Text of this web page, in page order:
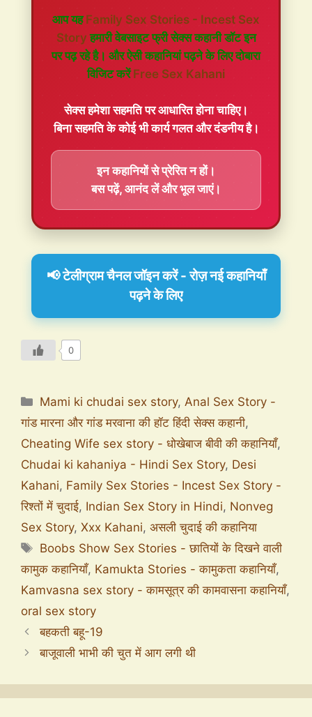
आप यहFamily Sex Stories - Incest Sex
Story हमारी वेबसाइट फ्री सेक्स कहानी डॉट इन
पर पढ़ रहे है। और ऐसी कहानियां पढ़ने के लिए दोबारा
विजिट करेंFree Sex Kahani
सेक्स हमेशासहमतिपर आधारित होना चाहिए।
बिना सहमति के कोई भी कार्य गलत और दंडनीय है।
इन कहानियों से प्रेरित न हों।
बस पढ़ें, आनंद लें और भूल जाएं।
📢 टेलीग्राम चैनल जॉइन करें - रोज़ नई कहानियाँ
पढ़ने के लिए
0
Mami ki chudai sex story, Anal Sex Story -
गांड मारना और गांड मरवाना की हॉट हिंदी सेक्स कहानी,
Cheating Wife sex story - धोखेबाज बीवी की कहानियाँ,
Chudai ki kahaniya - Hindi Sex Story, Desi
Kahani, Family Sex Stories - Incest Sex Story -
रिश्तों में चुदाई, Indian Sex Story in Hindi, Nonveg
Sex Story, Xxx Kahani, असली चुदाई की कहानिया
Boobs Show Sex Stories - छातियों के दिखने वाली
कामुक कहानियाँ, Kamukta Stories - कामुकता कहानियाँ,
Kamvasna sex story - कामसूत्र की कामवासना कहानियाँ,
oral sex story
बहकती बहू-19
बाजूवाली भाभी की चुत में आग लगी थी